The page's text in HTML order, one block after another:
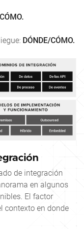
DÓNDE/CÓMO.
de integración
en algunos
El factor
contexto en donde